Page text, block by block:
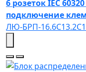
6 розеток IEC
подключение
ЛЮ-БРП-